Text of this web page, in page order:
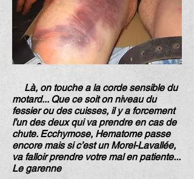
Là, on touche a la corde sensible du
motard... Que ce soit on niveau du
fessier ou des cuisses, il y a forcement
l’un des deux qui va prendre en cas de
chute. Ecchymose, Hematome passe
encore mais si c’est un Morel-Lavallée,
va falloir prendre votre mal en patiente...
Le garenne